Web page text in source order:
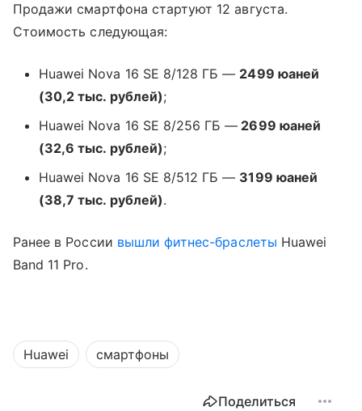
Продажи смартфона стартуют 12 августа.
Стоимость следующая:
Huawei Nova 16 SE 8/128 ГБ — 2499 юаней
(30,2 тыс. рублей);
Huawei Nova 16 SE 8/256 ГБ — 2699 юаней
(32,6 тыс. рублей);
Huawei Nova 16 SE 8/512 ГБ — 3199 юаней
(38,7 тыс. рублей).
Ранее в России вышли фитнес-браслеты Huawei
Band 11 Pro.
Huawei смартфоны
Поделиться